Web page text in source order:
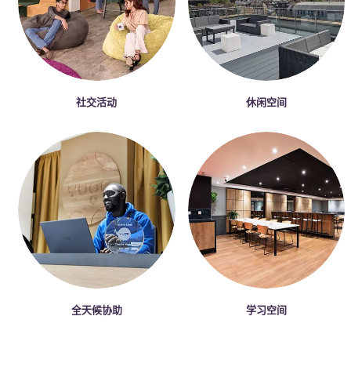
社交活动 休闲空间
全天候协助 学习空间